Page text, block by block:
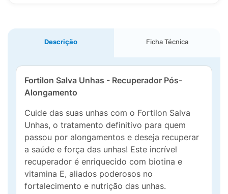
Descrição Ficha Técnica
Fortilon Salva Unhas - Recuperador Pós-
Alongamento
Cuide das suas unhas com o Fortilon Salva
Unhas, o tratamento definitivo para quem
passou por alongamentos e deseja recuperar
a saúde e força das unhas! Este incrível
recuperador é enriquecido com biotina e
vitamina E, aliados poderosos no
fortalecimento e nutrição das unhas.